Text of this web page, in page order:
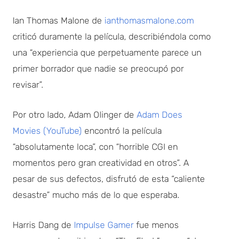
Ian Thomas Malone de ianthomasmalone.com
criticó duramente la película, describiéndola como
una “experiencia que perpetuamente parece un
primer borrador que nadie se preocupó por
revisar”.
Por otro lado, Adam Olinger de Adam Does
Movies (YouTube) encontró la película
“absolutamente loca”, con “horrible CGI en
momentos pero gran creatividad en otros”. A
pesar de sus defectos, disfrutó de esta “caliente
desastre” mucho más de lo que esperaba.
Harris Dang de Impulse Gamer fue menos